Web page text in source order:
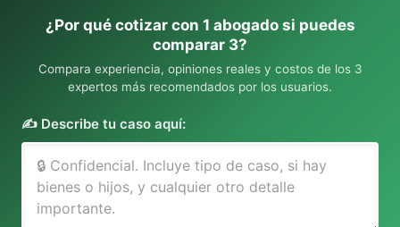
¿Por qué cotizar con 1 abogado si puedes
comparar 3?
Compara experiencia, opiniones reales y costos de los 3
expertos más recomendados por los usuarios.
✍️ Describe tu caso aquí: